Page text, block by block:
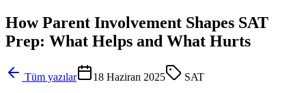
How Parent Involvement Shapes SAT
Prep: What Helps and What Hurts
Tüm yazılar 18 Haziran 2025
SAT